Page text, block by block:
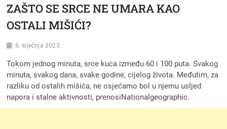
ZAŠTO SE SRCE NE UMARA KAO
OSTALI MIŠIĆI?
6. siječnja 2023.
Tokom jednog minuta, srce kuca između 60 i 100 puta. Svakog
minuta, svakog dana, svake godine, cijelog života. Međutim, za
razliku od ostalih mišića, ne osjećamo bol u njemu usljed
napora i stalne aktivnosti, prenosiNationalgeographic.